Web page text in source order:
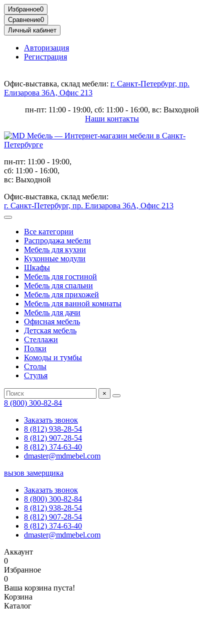
Избранное0
Сравнение0
Личный кабинет
Авторизация
Регистрация
Офис-выставка, склад мебели: г. Санкт-Петербург, пр.
Елизарова 36А, Офис 213
пн-пт: 11:00 - 19:00, сб: 11:00 - 16:00, вс: Выходной
Наши контакты
пн-пт: 11:00 - 19:00,
сб: 11:00 - 16:00,
вс: Выходной
Офис-выставка, склад мебели:
г. Санкт-Петербург, пр. Елизарова 36А, Офис 213
Все категории
Распродажа мебели
Мебель для кухни
Кухонные модули
Шкафы
Мебель для гостиной
Мебель для спальни
Мебель для прихожей
Мебель для ванной комнаты
Мебель для дачи
Офисная мебель
Детская мебель
Стеллажи
Полки
Комоды и тумбы
Столы
Стулья
×
8 (800) 300-82-84
Заказать звонок
8 (812) 938-28-54
8 (812) 907-28-54
8 (812) 374-63-40
dmaster@mdmebel.com
вызов замерщика
Заказать звонок
8 (800) 300-82-84
8 (812) 938-28-54
8 (812) 907-28-54
8 (812) 374-63-40
dmaster@mdmebel.com
Аккаунт
0
Избранное
0
Ваша корзина пуста!
Корзина
Каталог